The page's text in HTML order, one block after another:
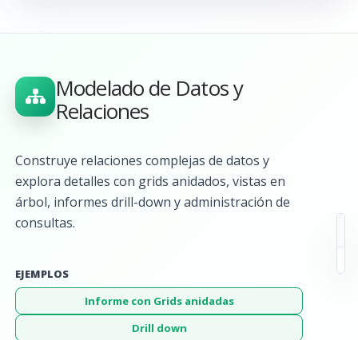
Modelado de Datos y
Relaciones
Construye relaciones complejas de datos y
explora detalles con grids anidados, vistas en
árbol, informes drill-down y administración de
consultas.
EJEMPLOS
Informe con Grids anidadas
Drill down